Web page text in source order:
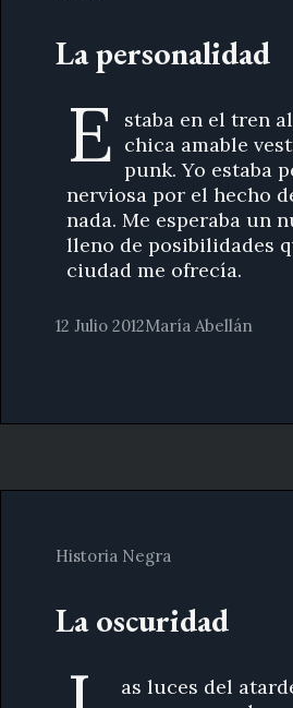
La personalidad
E staba en el tren
chica amable
punk. Yo estaba
nerviosa por el hecho
nada. Me esperaba un
lleno de posibilidades
ciudad me ofrecía.
12 Julio 2012María Abellán
Historia Negra
La oscuridad
as luces del